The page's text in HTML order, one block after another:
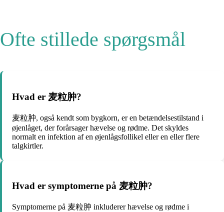
Ofte stillede spørgsmål
Hvad er 麦粒肿?
麦粒肿, også kendt som bygkorn, er en betændelsestilstand i
øjenlåget, der forårsager hævelse og rødme. Det skyldes
normalt en infektion af en øjenlågsfollikel eller en eller flere
talgkirtler.
Hvad er symptomerne på 麦粒肿?
Symptomerne på 麦粒肿 inkluderer hævelse og rødme i